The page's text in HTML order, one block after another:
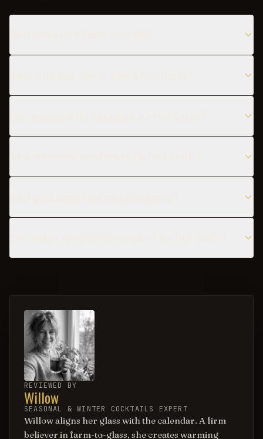
REVIEWED BY
Willow
SEASONAL & WINTER COCKTAILS EXPERT
Willow aligns her glass with the calendar. A firm
believer in farm-to-glass, she creates warming